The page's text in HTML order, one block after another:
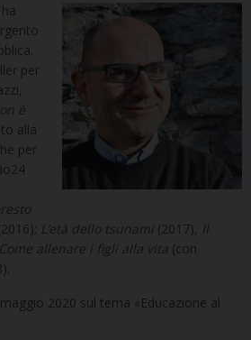
per
è
alla
per
L’età dello tsunami (2017), Il
allenare i figli alla vita (con
2020 sul tema «Educazione al